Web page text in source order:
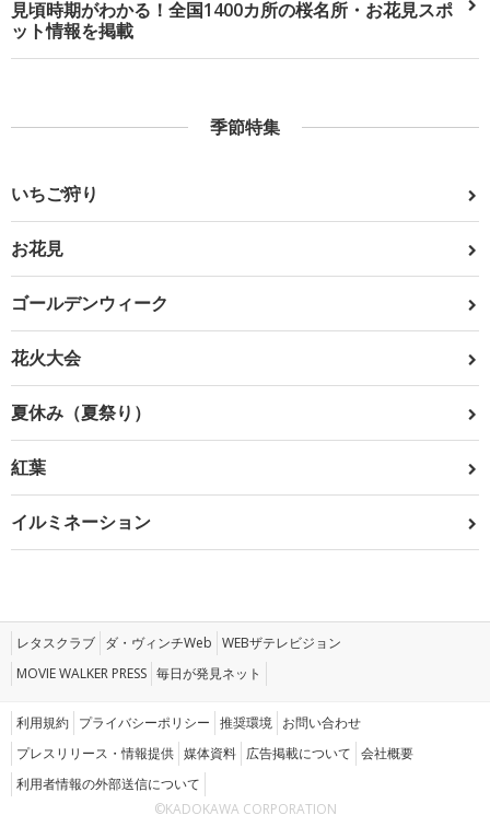
見頃時期がわかる！全国1400カ所の桜名所・お花見スポ
ット情報を掲載
季節特集
いちご狩り
お花見
ゴールデンウィーク
花火大会
夏休み（夏祭り）
紅葉
イルミネーション
レタスクラブ ダ・ヴィンチWeb WEBザテレビジョン
MOVIE WALKER PRESS 毎日が発見ネット
利用規約 プライバシーポリシー 推奨環境 お問い合わせ
プレスリリース・情報提供 媒体資料 広告掲載について 会社概要
利用者情報の外部送信について
©KADOKAWA CORPORATION